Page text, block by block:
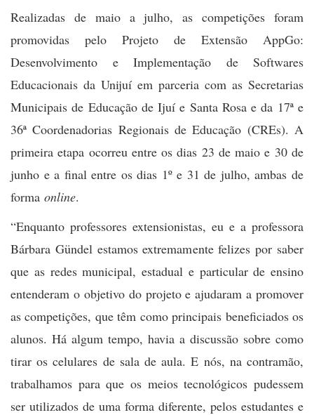
Realizadas de maio a julho, as competições foram
promovidas pelo Projeto de Extensão AppGo:
Desenvolvimento e Implementação de Softwares
Educacionais da Unijuí em parceria com as Secretarias
Municipais de Educação de Ijuí e Santa Rosa e da 17ª e
36ª Coordenadorias Regionais de Educação (CREs). A
primeira etapa ocorreu entre os dias 23 de maio e 30 de
junho e a final entre os dias 1º e 31 de julho, ambas de
forma online.
“Enquanto professores extensionistas, eu e a professora
Bárbara Gündel estamos extremamente felizes por saber
que as redes municipal, estadual e particular de ensino
entenderam o objetivo do projeto e ajudaram a promover
as competições, que têm como principais beneficiados os
alunos. Há algum tempo, havia a discussão sobre como
tirar os celulares de sala de aula. E nós, na contramão,
trabalhamos para que os meios tecnológicos pudessem
ser utilizados de uma forma diferente, pelos estudantes e